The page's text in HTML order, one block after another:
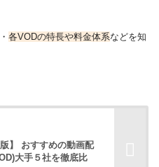
・ 各VODの特長や料金体系などを知
版】 おすすめの動画配
大手５社を徹底比